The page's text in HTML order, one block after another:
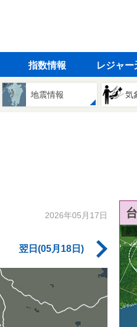
指数情報 レジャー
地震情報 気
2026年05月17日
翌日(05月18日)